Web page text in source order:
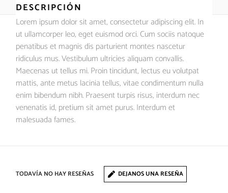
DESCRIPCIÓN
Lorem ipsum dolor sit amet, consectetur adipiscing elit. In
ut ullamcorper leo, eget euismod orci. Cum sociis natoque
penatibus et magnis dis parturient montes nascetur
ridiculus mus. Vestibulum ultricies aliquam convallis.
Maecenas ut tellus mi. Proin tincidunt, lectus eu volutpat
mattis, ante metus lacinia tellus, vitae condimentum nulla
enim bibendum nibh. Praesent turpis risus, interdum nec
venenatis id, pretium sit amet purus. Interdum et
malesuada fames.
TODAVÍA NO HAY RESEÑAS DEJANOS UNA RESEÑA